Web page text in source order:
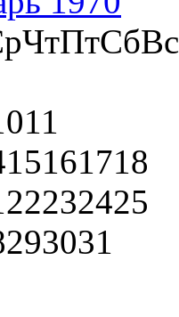
ЧтПтСбВс
11
15161718
22232425
293031